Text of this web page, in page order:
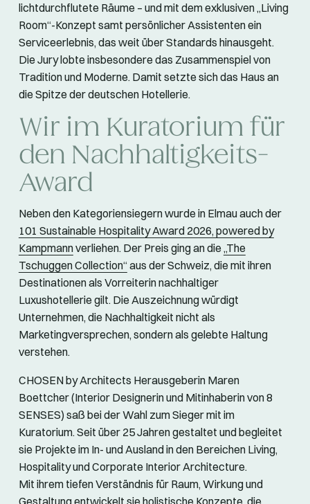
lichtdurchflutete Räume – und mit dem exklusiven „Living
Room“-Konzept samt persönlicher Assistenten ein
Serviceerlebnis, das weit über Standards hinausgeht.
Die Jury lobte insbesondere das Zusammenspiel von
Tradition und Moderne. Damit setzte sich das Haus an
die Spitze der deutschen Hotellerie.
Wir im Kuratorium für
den Nachhaltigkeits-
Award
Neben den Kategoriensiegern wurde in Elmau auch der
101 Sustainable Hospitality Award 2026, powered by
Kampmannverliehen. Der Preis ging an die„The
Tschuggen Collection“aus der Schweiz, die mit ihren
Destinationen als Vorreiterin nachhaltiger
Luxushotellerie gilt. Die Auszeichnung würdigt
Unternehmen, die Nachhaltigkeit nicht als
Marketingversprechen, sondern als gelebte Haltung
verstehen.
CHOSEN by Architects Herausgeberin Maren
Boettcher (Interior Designerin und Mitinhaberin von 8
SENSES) saß bei der Wahl zum Sieger mit im
Kuratorium. Seit über 25 Jahren gestaltet und begleitet
sie Projekte im In- und Ausland in den Bereichen Living,
Hospitality und Corporate Interior Architecture.
Mit ihrem tiefen Verständnis für Raum, Wirkung und